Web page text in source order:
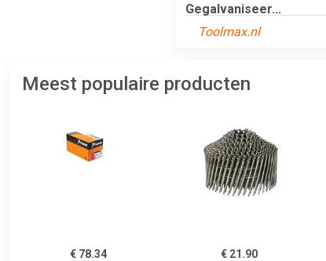
Gegalvaniseer...
Toolmax.nl
Meest populaire producten
€ 78.34
€ 21.90